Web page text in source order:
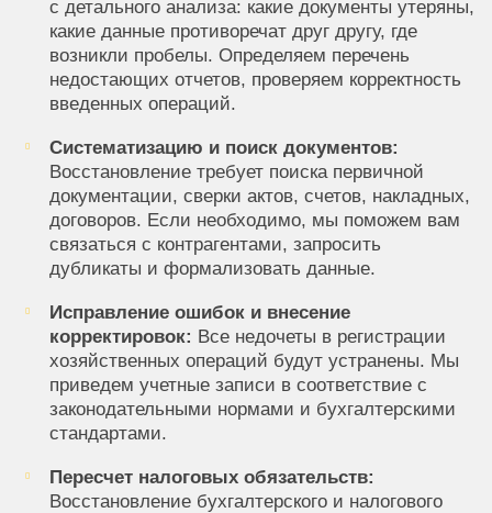
с детального анализа: какие документы утеряны,
какие данные противоречат друг другу, где
возникли пробелы. Определяем перечень
недостающих отчетов, проверяем корректность
введенных операций.
Систематизацию и поиск документов:
Восстановление требует поиска первичной
документации, сверки актов, счетов, накладных,
договоров. Если необходимо, мы поможем вам
связаться с контрагентами, запросить
дубликаты и формализовать данные.
Исправление ошибок и внесение
корректировок: Все недочеты в регистрации
хозяйственных операций будут устранены. Мы
приведем учетные записи в соответствие с
законодательными нормами и бухгалтерскими
стандартами.
Пересчет налоговых обязательств:
Восстановление бухгалтерского и налогового